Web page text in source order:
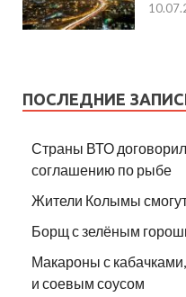
ПОСЛЕДНИЕ
Страны ВТО
соглашению по рыбе
Жители Колымы
Борщ с зелёным
Макароны с
и соевым соусом